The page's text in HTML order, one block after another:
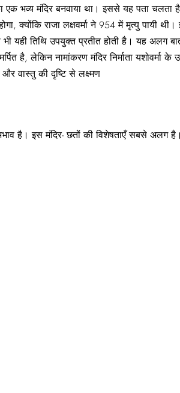
एक भव्य मंदिर बनवाया था। इससे यह पता चलता
क्योंकि राजा लक्षवर्मा ने 954 में मृत्यु पायी
यही तिथि उपयुक्त प्रतीत होती है। यह अलग
है, लेकिन नामांकरण मंदिर निर्माता यशोवर्मा के
वास्तु की दृष्टि से लक्ष्मण
है। इस मंदिर- छतों की विशेषताएँ सबसे अलग